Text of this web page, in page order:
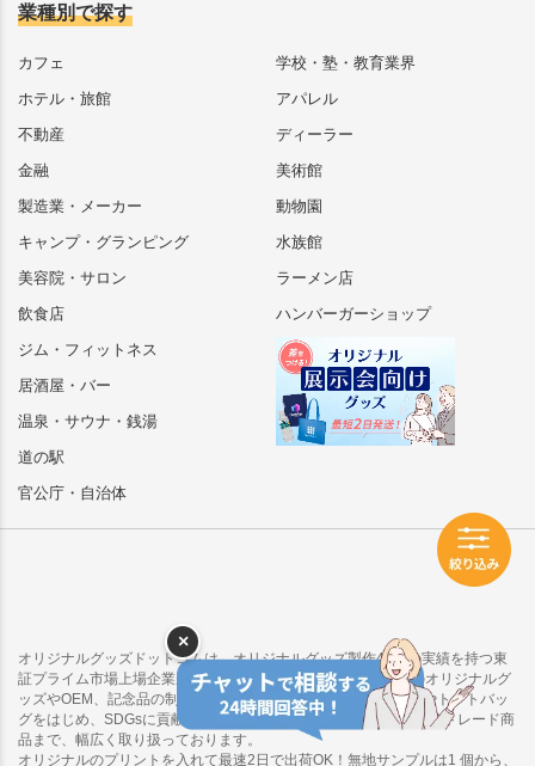
業種別で探す
カフェ
ホテル・旅館
不動産
金融
製造業・メーカー
キャンプ・グランピング
美容院・サロン
飲食店
ジム・フィットネス
居酒屋・バー
温泉・サウナ・銭湯
道の駅
官公庁・自治体
学校・塾・教育業界
アパレル
ディーラー
美術館
動物園
水族館
ラーメン店
ハンバーガーショップ
オリジナルグッズドットコムは、オリジナルグッズ製作40年の実績を持つ東
証プライム市場上場企業が運営するECサイトです。物販向けのオリジナルグ
ッズやOEM、記念品の制作をお考えの方に向けて、タンブラーやトートバッ
グをはじめ、SDGsに貢献できるオーガニック・再生素材・フェアトレード商
品まで、幅広く取り扱っております。
オリジナルのプリントを入れて最速2日で出荷OK！無地サンプルは1 個から、
×